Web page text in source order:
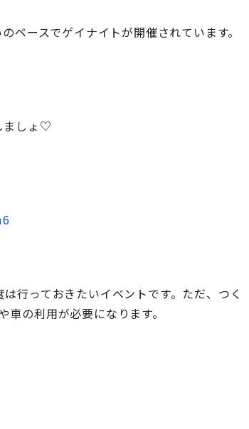
ペースでゲイナイトが開催されています。
ましょ♡
行っておきたいイベントです。ただ、つく
の利用が必要になります。